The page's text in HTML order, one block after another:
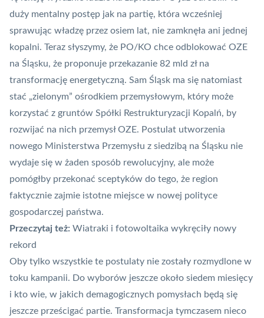
duży mentalny postęp jak na partię, która wcześniej
sprawując władzę przez osiem lat, nie zamknęła ani jednej
kopalni. Teraz słyszymy, że PO/KO chce odblokować OZE
na Śląsku, że proponuje przekazanie 82 mld zł na
transformację energetyczną. Sam Śląsk ma się natomiast
stać „zielonym” ośrodkiem przemysłowym, który może
korzystać z gruntów Spółki Restrukturyzacji Kopalń, by
rozwijać na nich przemysł OZE. Postulat utworzenia
nowego Ministerstwa Przemysłu z siedzibą na Śląsku nie
wydaje się w żaden sposób rewolucyjny, ale może
pomógłby przekonać sceptyków do tego, że region
faktycznie zajmie istotne miejsce w nowej polityce
gospodarczej państwa.
Przeczytaj też: Wiatraki i fotowoltaika wykręciły nowy
rekord
Oby tylko wszystkie te postulaty nie zostały rozmydlone w
toku kampanii. Do wyborów jeszcze około siedem miesięcy
i kto wie, w jakich demagogicznych pomysłach będą się
jeszcze prześcigać partie. Transformacja tymczasem nieco